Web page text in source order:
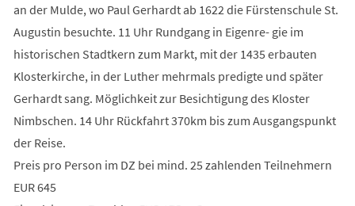
an der Mulde, wo Paul Gerhardt ab 1622 die Fürstenschule St.
Augustin besuchte. 11 Uhr Rundgang in Eigenre- gie im
historischen Stadtkern zum Markt, mit der 1435 erbauten
Klosterkirche, in der Luther mehrmals predigte und später
Gerhardt sang. Möglichkeit zur Besichtigung des Kloster
Nimbschen. 14 Uhr Rückfahrt 370km bis zum Ausgangspunkt
der Reise.
Preis pro Person im DZ bei mind. 25 zahlenden Teilnehmern
EUR 645